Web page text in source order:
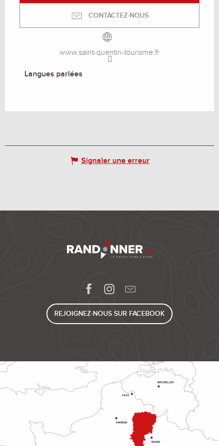
CONTACTEZ-NOUS
www.saint-quentin-tourisme.fr
Langues parlées
Langues parlées
Signaler une erreur
REJOIGNEZ-NOUS SUR FACEBOOK